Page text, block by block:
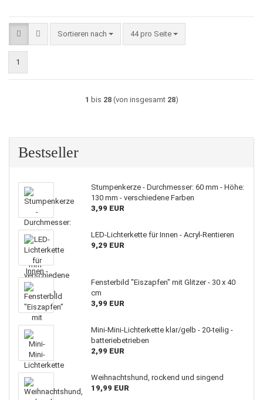
Sortieren nach
Sortieren nach 44 pro Seite
pro Seite
1
1 bis 28(von insgesamt 28)
Bestseller
Stumpenkerze - Durchmesser: 60 mm - Höhe:
130 mm - verschiedene Farben
3,99 EUR
LED-Lichterkette für Innen - Acryl-Rentieren
9,29 EUR
Fensterbild "Eiszapfen" mit Glitzer - 30 x 40
cm
3,99 EUR
Mini-Mini-Lichterkette klar/gelb - 20-teilig -
batteriebetrieben
2,99 EUR
Weihnachtshund, rockend und singend
19,99 EUR